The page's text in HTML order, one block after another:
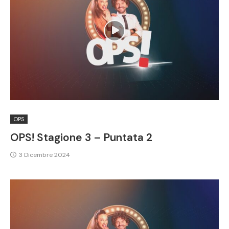
OPS
OPS! Stagione 3 – Puntata 2
3 Dicembre 2024